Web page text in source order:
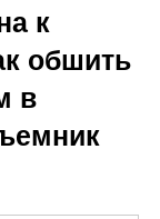
к
обшить
в